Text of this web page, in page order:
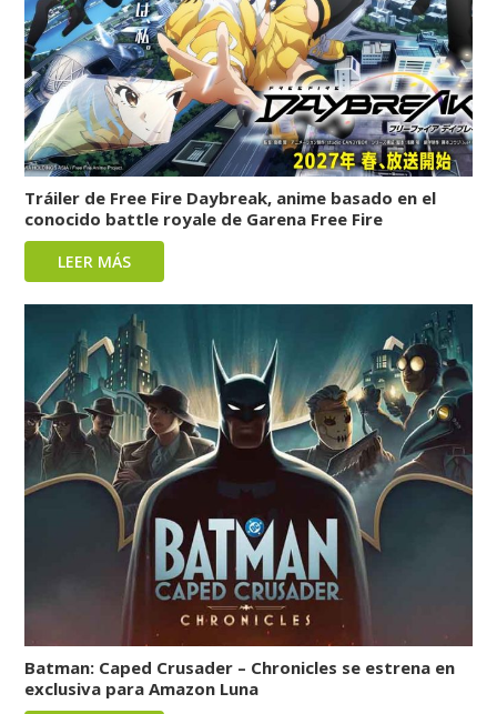
Tráiler de Free Fire Daybreak, anime basado en el
conocido battle royale de Garena Free Fire
LEER MÁS
Batman: Caped Crusader – Chronicles se estrena en
exclusiva para Amazon Luna